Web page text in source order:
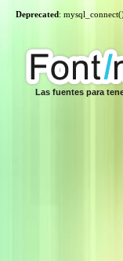
Deprecated:
Las fuentes para